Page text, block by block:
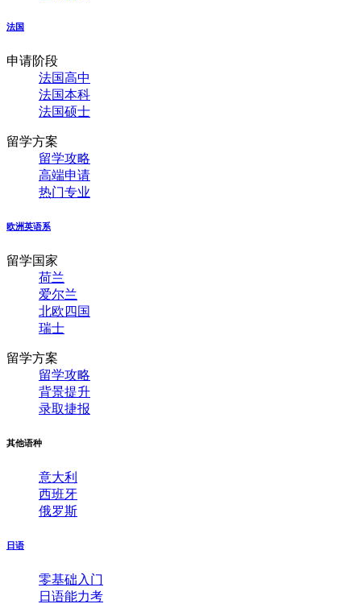
法国
申请阶段
法国高中
法国本科
法国硕士
留学方案
留学攻略
高端申请
热门专业
欧洲英语系
留学国家
荷兰
爱尔兰
北欧四国
瑞士
留学方案
留学攻略
背景提升
录取捷报
其他语种
意大利
西班牙
俄罗斯
日语
零基础入门
日语能力考